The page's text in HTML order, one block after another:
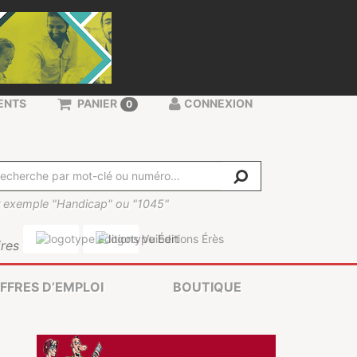
exemple "Handicap" ou "1045"
PANIER 0 CONNEXION
D’EMPLOI BOUTIQUE